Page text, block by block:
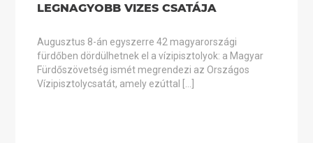
LEGNAGYOBB VIZES CSATÁJA
Augusztus 8-án egyszerre 42 magyarországi
fürdőben dördülhetnek el a vízipisztolyok: a Magyar
Fürdőszövetség ismét megrendezi az Országos
Vízipisztolycsatát, amely ezúttal […]